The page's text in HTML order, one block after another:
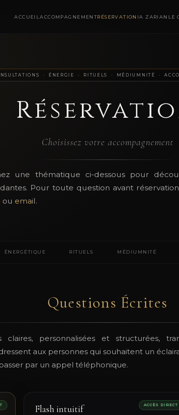
ACCUEILACCOMPAGNEMENTRÉSERVATION IA ZARIAN LE
· ÉNERGIE · RITUELS · MÉDIUMNITÉ ·
Choisissez votre accompagnement
une thématique ci-dessous pour
Pour toute question avant
ou email.
ÉNERGÉTIQUE RITUELS MÉDIUMNITÉ
Questions Écrites
claires, personnalisées et structurées,
aux personnes qui souhaitent un
par un appel téléphonique.
ACCÈS DIRECT
Flash intuitif